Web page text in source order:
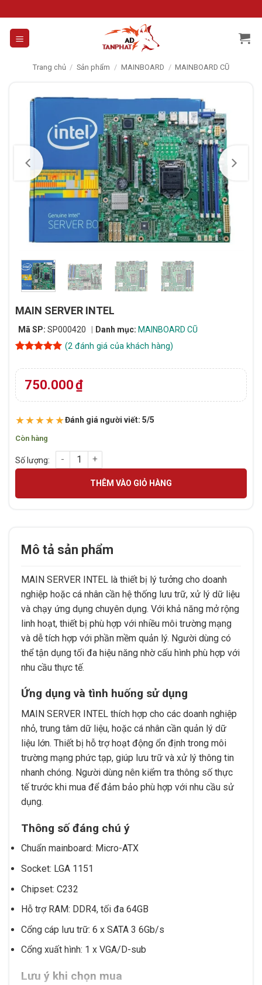
to
content
Trang chủ / Sản phẩm / MAINBOARD / MAINBOARD CŨ
MAIN SERVER INTEL
Mã SP: SP000420 Danh mục: MAINBOARD CŨ
dựa trên
đánh giá
(2đánh giá của khách hàng)
750.000₫
★★★★★Đánh giá người viết: 5/5
Còn hàng
MAIN SERVER INTEL số lượng
THÊM VÀO GIỎ HÀNG
Mô tả sản phẩm
MAIN SERVER INTEL là thiết bị lý tưởng cho doanh
nghiệp hoặc cá nhân cần hệ thống lưu trữ, xử lý dữ liệu
và chạy ứng dụng chuyên dụng. Với khả năng mở rộng
linh hoạt, thiết bị phù hợp với nhiều môi trường mạng
và dễ tích hợp với phần mềm quản lý. Người dùng có
thể tận dụng tối đa hiệu năng nhờ cấu hình phù hợp với
nhu cầu thực tế.
Ứng dụng và tình huống sử dụng
MAIN SERVER INTEL thích hợp cho các doanh nghiệp
nhỏ, trung tâm dữ liệu, hoặc cá nhân cần quản lý dữ
liệu lớn. Thiết bị hỗ trợ hoạt động ổn định trong môi
trường mạng phức tạp, giúp lưu trữ và xử lý thông tin
nhanh chóng. Người dùng nên kiểm tra thông số thực
tế trước khi mua để đảm bảo phù hợp với nhu cầu sử
dụng.
Thông số đáng chú ý
Chuẩn mainboard: Micro-ATX
Socket: LGA 1151
Chipset: C232
Hỗ trợ RAM: DDR4, tối đa 64GB
Cổng cáp lưu trữ: 6 x SATA 3 6Gb/s
Cổng xuất hình: 1 x VGA/D-sub
Lưu ý khi chọn mua